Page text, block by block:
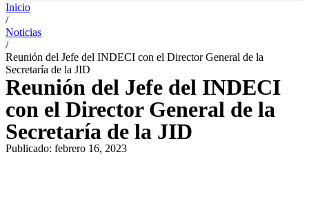
Inicio
/
Noticias
/
Reunión del Jefe del INDECI con el Director General de la
Secretaría de la JID
Reunión del Jefe del INDECI
con el Director General de la
Secretaría de la JID
Publicado: febrero 16, 2023